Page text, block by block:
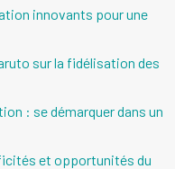
innovants pour une
sur la fidélisation des
: se démarquer dans un
et opportunités du